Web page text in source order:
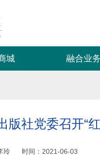
城 融合业务
版社党委召开“
玲 时间： 2021-06-03